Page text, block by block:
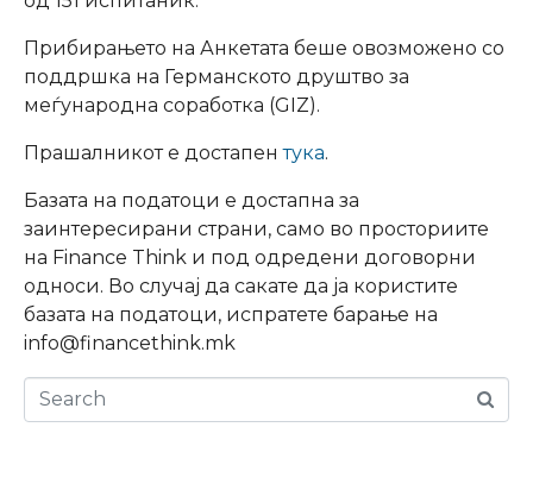
Прибирањето на Анкетата беше овозможено со
поддршка на Германското друштво за
меѓународна соработка (GIZ).
Прашалникот е достапентука.
Базата на податоци е достапна за
заинтересирани страни, само во просториите
на Finance Think и под одредени договорни
односи. Во случај да сакате да ја користите
базата на податоци, испратете барање на
info@financethink.mk